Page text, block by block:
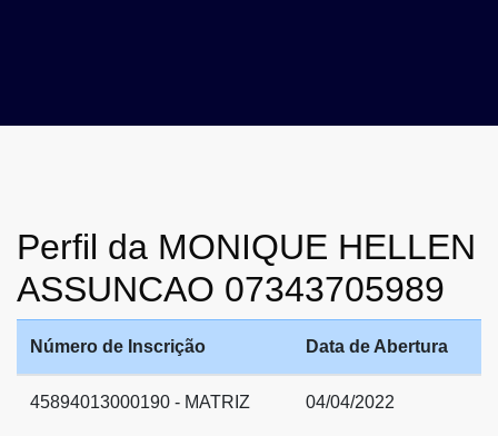
Perfil da MONIQUE HELLEN
ASSUNCAO 07343705989
Número de Inscrição Data de Abertura
45894013000190 - MATRIZ 04/04/2022